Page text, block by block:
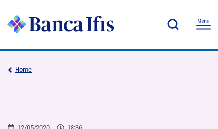
Home
12/05/2020 18:36